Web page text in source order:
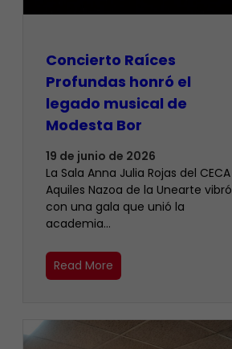
​Concierto Raíces
Profundas honró el
legado musical de
Modesta Bor
19 de junio de 2026
La Sala Anna Julia Rojas del CECA
Aquiles Nazoa de la Unearte vibró
con una gala que unió la
academia…
Read More